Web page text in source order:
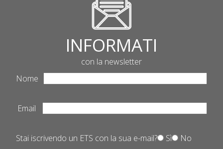
INFORMATI
con la newsletter
Nome
Email
Stai iscrivendo un ETS con la sua e-mail? Sì No